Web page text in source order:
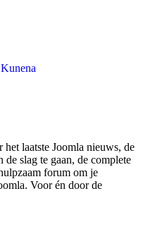
Kunena
laatste Joomla nieuws, de
slag te gaan, de complete
forum om je
Voor én door de